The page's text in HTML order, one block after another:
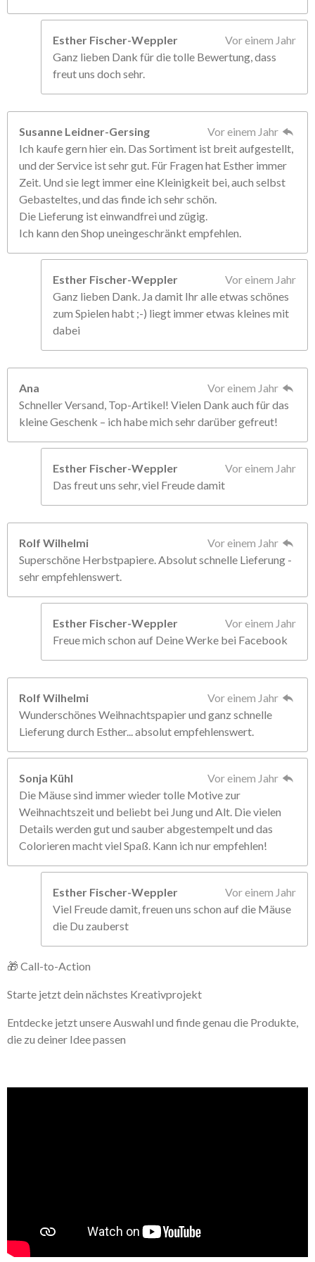
Esther Fischer-Weppler
Vor einem Jahr
Ganz lieben Dank für die tolle Bewertung, dass
freut uns doch sehr.
Susanne Leidner-Gersing
Vor einem Jahr
Ich kaufe gern hier ein. Das Sortiment ist breit aufgestellt,
und der Service ist sehr gut. Für Fragen hat Esther immer
Zeit. Und sie legt immer eine Kleinigkeit bei, auch selbst
Gebasteltes, und das finde ich sehr schön.
Die Lieferung ist einwandfrei und zügig.
Ich kann den Shop uneingeschränkt empfehlen.
Esther Fischer-Weppler
Vor einem Jahr
Ganz lieben Dank. Ja damit Ihr alle etwas schönes
zum Spielen habt ;-) liegt immer etwas kleines mit
dabei
Ana
Vor einem Jahr
Schneller Versand, Top-Artikel! Vielen Dank auch für das
kleine Geschenk – ich habe mich sehr darüber gefreut!
Esther Fischer-Weppler
Vor einem Jahr
Das freut uns sehr, viel Freude damit
Rolf Wilhelmi
Vor einem Jahr
Superschöne Herbstpapiere. Absolut schnelle Lieferung -
sehr empfehlenswert.
Esther Fischer-Weppler
Vor einem Jahr
Freue mich schon auf Deine Werke bei Facebook
Rolf Wilhelmi
Vor einem Jahr
Wunderschönes Weihnachtspapier und ganz schnelle
Lieferung durch Esther... absolut empfehlenswert.
Sonja Kühl
Vor einem Jahr
Die Mäuse sind immer wieder tolle Motive zur
Weihnachtszeit und beliebt bei Jung und Alt. Die vielen
Details werden gut und sauber abgestempelt und das
Colorieren macht viel Spaß. Kann ich nur empfehlen!
Esther Fischer-Weppler
Vor einem Jahr
Viel Freude damit, freuen uns schon auf die Mäuse
die Du zauberst
🎁 Call-to-Action
Starte jetzt dein nächstes Kreativprojekt
Entdecke jetzt unsere Auswahl und finde genau die Produkte,
die zu deiner Idee passen